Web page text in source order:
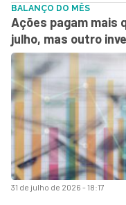
31 de julho de 2026 - 18:17
BALANÇO DO MÊS
Ações pagam mais
julho, mas outro